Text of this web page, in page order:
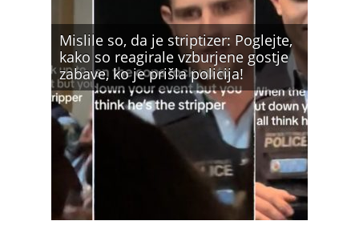
Mislile so, da je striptizer: Poglejte,
kako so reagirale vzburjene gostje
zabave, ko je prišla policija!